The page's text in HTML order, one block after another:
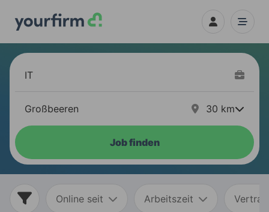
30 km
Job finden
Online seit Arbeitszeit